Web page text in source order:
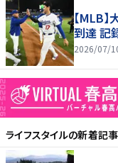
【MLB
到達 記
2026/07/
ライフスタイルの新着記事